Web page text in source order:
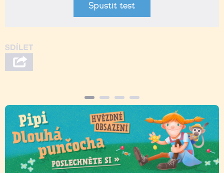
Spustit test